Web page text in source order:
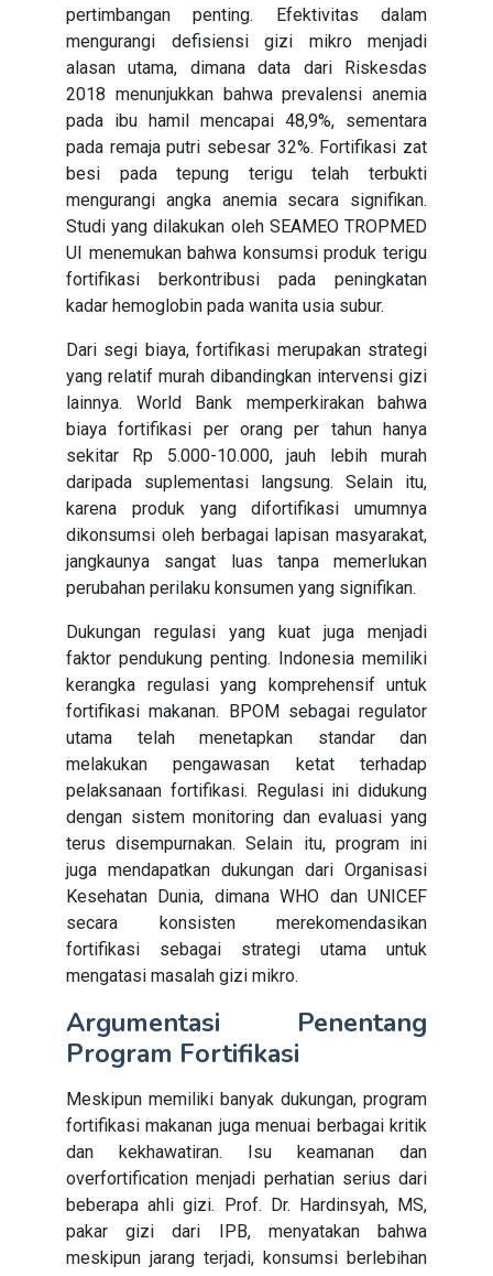
pertimbangan penting. Efektivitas dalam
mengurangi defisiensi gizi mikro menjadi
alasan utama, dimana data dari Riskesdas
2018 menunjukkan bahwa prevalensi anemia
pada ibu hamil mencapai 48,9%, sementara
pada remaja putri sebesar 32%. Fortifikasi zat
besi pada tepung terigu telah terbukti
mengurangi angka anemia secara signifikan.
Studi yang dilakukan oleh SEAMEO TROPMED
UI menemukan bahwa konsumsi produk terigu
fortifikasi berkontribusi pada peningkatan
kadar hemoglobin pada wanita usia subur.
Dari segi biaya, fortifikasi merupakan strategi
yang relatif murah dibandingkan intervensi gizi
lainnya. World Bank memperkirakan bahwa
biaya fortifikasi per orang per tahun hanya
sekitar Rp 5.000-10.000, jauh lebih murah
daripada suplementasi langsung. Selain itu,
karena produk yang difortifikasi umumnya
dikonsumsi oleh berbagai lapisan masyarakat,
jangkaunya sangat luas tanpa memerlukan
perubahan perilaku konsumen yang signifikan.
Dukungan regulasi yang kuat juga menjadi
faktor pendukung penting. Indonesia memiliki
kerangka regulasi yang komprehensif untuk
fortifikasi makanan. BPOM sebagai regulator
utama telah menetapkan standar dan
melakukan pengawasan ketat terhadap
pelaksanaan fortifikasi. Regulasi ini didukung
dengan sistem monitoring dan evaluasi yang
terus disempurnakan. Selain itu, program ini
juga mendapatkan dukungan dari Organisasi
Kesehatan Dunia, dimana WHO dan UNICEF
secara konsisten merekomendasikan
fortifikasi sebagai strategi utama untuk
mengatasi masalah gizi mikro.
Argumentasi Penentang
Program Fortifikasi
Meskipun memiliki banyak dukungan, program
fortifikasi makanan juga menuai berbagai kritik
dan kekhawatiran. Isu keamanan dan
overfortification menjadi perhatian serius dari
beberapa ahli gizi. Prof. Dr. Hardinsyah, MS,
pakar gizi dari IPB, menyatakan bahwa
meskipun jarang terjadi, konsumsi berlebihan